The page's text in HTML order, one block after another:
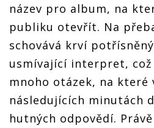
název pro album, na
publiku otevřít. Na
schovává krví
usmívající interpret, což
mnoho otázek, na které
následujících minutách
hutných odpovědí.